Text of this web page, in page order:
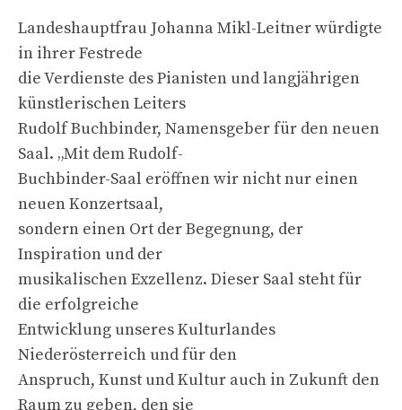
Landeshauptfrau Johanna Mikl-Leitner würdigte
in ihrer Festrede
die Verdienste des Pianisten und langjährigen
künstlerischen Leiters
Rudolf Buchbinder, Namensgeber für den neuen
Saal. „Mit dem Rudolf-
Buchbinder-Saal eröffnen wir nicht nur einen
neuen Konzertsaal,
sondern einen Ort der Begegnung, der
Inspiration und der
musikalischen Exzellenz. Dieser Saal steht für
die erfolgreiche
Entwicklung unseres Kulturlandes
Niederösterreich und für den
Anspruch, Kunst und Kultur auch in Zukunft den
Raum zu geben, den sie